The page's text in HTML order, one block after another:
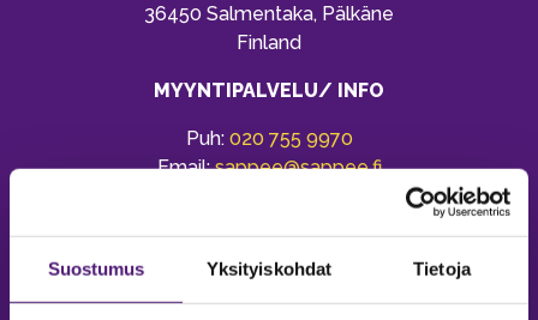
Suostumus Yksityiskohdat Tietoja
36450 Salmentaka, Pälkäne
Finland
MYYNTIPALVELU/ INFO
Puh: 020 755 9970
Email:sappee@sappee.fi